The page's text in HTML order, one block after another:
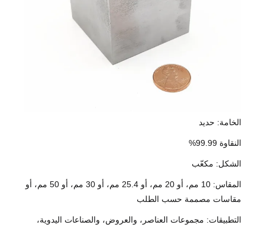
الخامة: حديد
النقاوة 99.99%
الشكل: مكعّب
المقاس: 10 مم، أو 20 مم، أو 25.4 مم، أو 30 مم، أو 50 مم، أو
مقاسات مصممة حسب الطلب
التطبيقات: مجموعات العناصر، والعروض، والصناعات اليدوية،